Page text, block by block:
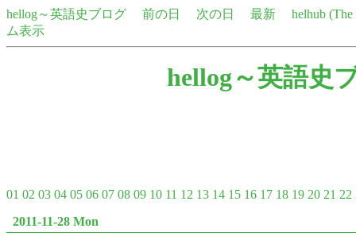
hellog～英語史ブログ 前の日 次の日 最新
helhub
ム表示
hellog～英語史
01 02 03 04 05 06 07 08 09 10 11 12 13 14 15 16 17 18 19 20 21 22
2011-11-28 Mon